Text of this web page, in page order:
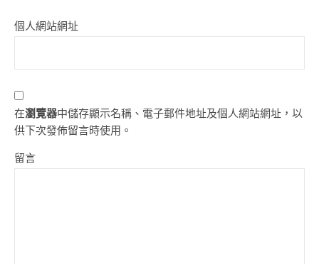
個人網站網址
在瀏覽器中儲存顯示名稱、電子郵件地址及個人網站網址，以
供下次發佈留言時使用。
留言